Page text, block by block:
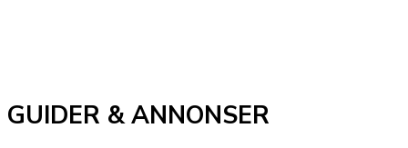
GUIDER & ANNONSER